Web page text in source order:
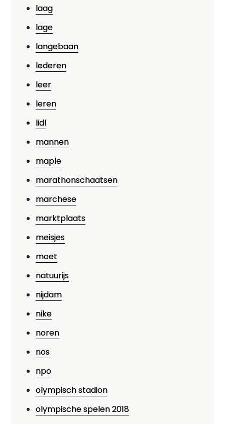
laag
lage
langebaan
lederen
leer
leren
lidl
mannen
maple
marathonschaatsen
marchese
marktplaats
meisjes
moet
natuurijs
nijdam
nike
noren
nos
npo
olympisch stadion
olympische spelen 2018